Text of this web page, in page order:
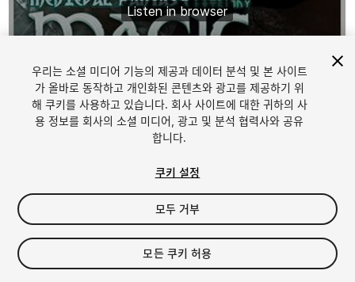
1/4
$18
세금/부가세는 결제 시 반영됩니다.
우리는 소셜 미디어 기능의 제공과 데이터 분석 및 본 사이트
가 올바로 동작하고 개인화된 콘텐츠와 광고를 제공하기 위
해 쿠키를 사용하고 있습니다. 회사 사이트에 대한 귀하의 사
용 정보를 회사의 소셜 미디어, 광고 및 분석 협력사와 공유
합니다.
쿠키 설정
모두 거부
모든 쿠키 허용